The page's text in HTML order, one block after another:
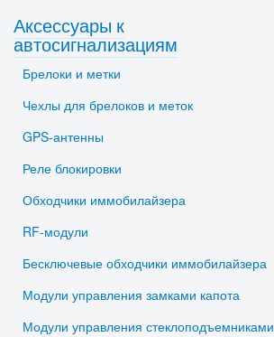
Аксессуары к
автосигнализациям
Брелоки и метки
Чехлы для брелоков и меток
GPS-антенны
Реле блокировки
Обходчики иммобилайзера
RF-модули
Бесключевые обходчики иммобилайзера
Модули управления замками капота
Модули управления стеклоподъемниками